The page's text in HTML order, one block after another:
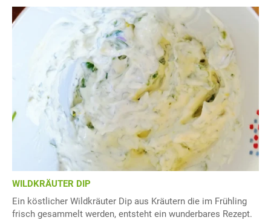
WILDKRÄUTER DIP
Ein köstlicher Wildkräuter Dip aus Kräutern die im Frühling
frisch gesammelt werden, entsteht ein wunderbares Rezept.